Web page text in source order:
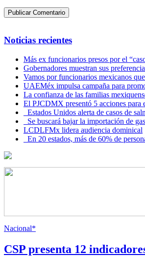
Noticias recientes
Más ex funcionarios presos por el
Gobernadores muestran sus
Vamos por funcionarios mexicanos
UAEMéx impulsa campaña para
La confianza de las familias
El PJCDMX presentó 5 acciones para
Estados Unidos alerta de casos de
Se buscará bajar la importación de
LCDLFMx lidera audiencia dominical
En 20 estados, más de 60% de
Nacional*
CSP presenta 12